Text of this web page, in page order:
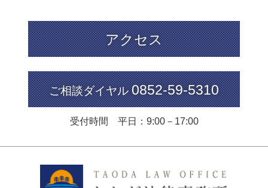
アクセス
ご相談ダイヤル0852-59-5310
受付時間 平日：9:00－17:00